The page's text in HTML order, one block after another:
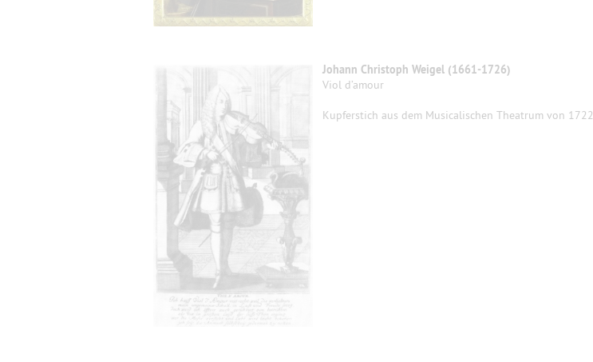
Johann Christoph Weigel (1661-1726)
Viol d’amour
Kupferstich aus dem Musicalischen Theatrum von 1722